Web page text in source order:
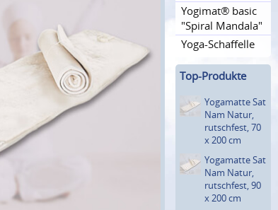
Yogimat® basic
"Spiral Mandala"
Yoga-Schaffelle
Top-Produkte
Yogamatte Sat
Nam Natur,
rutsch­fest, 70
x 200 cm
Yogamatte Sat
Nam Natur,
rutsch­fest, 90
x 200 cm